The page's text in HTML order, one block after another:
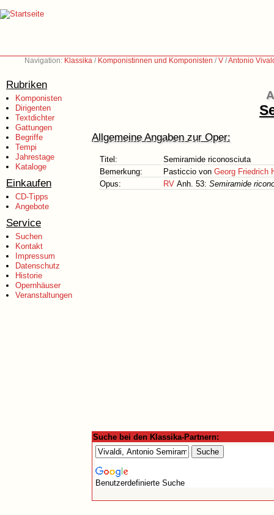
Navigation: Klassika / Komponistinnen und Komponisten /V /Antonio
Rubriken
Komponisten
Dirigenten
Textdichter
Gattungen
Begriffe
Tempi
Jahrestage
Kataloge
Einkaufen
CD-Tipps
Angebote
Service
Suchen
Kontakt
Impressum
Datenschutz
Historie
Opernhäuser
Veranstaltungen
Allgemeine Angaben zur Oper:
Titel:
Semiramide riconosciuta
Bemerkung:
Pasticcio von Georg Friedrich
Opus:
RV Anh. 53: Semiramide
Suche bei den Klassika-Partnern:
Benutzerdefinierte Suche